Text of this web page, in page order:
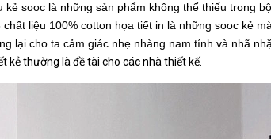
kẻ sooc là những sản phẩm không thể thiếu trong
liệu 100% cotton họa tiết in là những sooc kẻ
lại cho ta cảm giác nhẹ nhàng nam tính và nhã
kẻ thường là đề tài cho các nhà thiết kế.